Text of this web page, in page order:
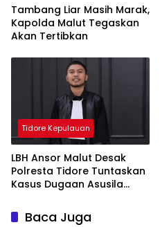
Tambang Liar Masih Marak,
Kapolda Malut Tegaskan
Akan Tertibkan
Tidore Kepulauan
LBH Ansor Malut Desak
Polresta Tidore Tuntaskan
Kasus Dugaan Asusila
Baca Juga